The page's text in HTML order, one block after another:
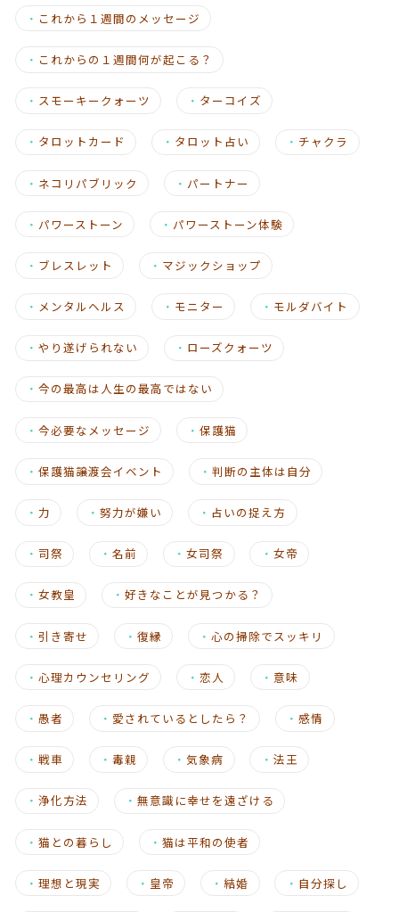
・ これから１週間のメッセージ
・ これからの１週間何が起こる？
・ スモーキークォーツ ・ ターコイズ
・ タロットカード ・ タロット占い ・ チャクラ
・ ネコリパブリック ・ パートナー
・ パワーストーン ・ パワーストーン体験
・ ブレスレット ・ マジックショップ
・ メンタルヘルス ・ モニター ・ モルダバイト
・ やり遂げられない ・ ローズクォーツ
・ 今の最高は人生の最高ではない
・ 今必要なメッセージ ・保護猫
・ 保護猫譲渡会イベント ・判断の主体は自分
・ 力 ・努力が嫌い ・ 占いの捉え方
・ 司祭 ・名前 ・女司祭 ・ 女帝
・ 女教皇 ・好きなことが見つかる？
・ 引き寄せ ・復縁 ・心の掃除でスッキリ
・ 心理カウンセリング ・恋人 ・ 意味
・ 愚者 ・ 愛されているとしたら？ ・感情
・ 戦車 ・毒親 ・気象病 ・ 法王
・ 浄化方法 ・無意識に幸せを遠ざける
・ 猫との暮らし ・猫は平和の使者
・ 理想と現実 ・ 皇帝 ・ 結婚 ・ 自分探し